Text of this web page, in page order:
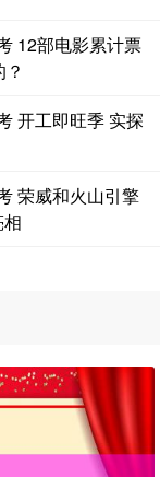
12部电影累计票
开工即旺季 实探
荣威和火山引擎